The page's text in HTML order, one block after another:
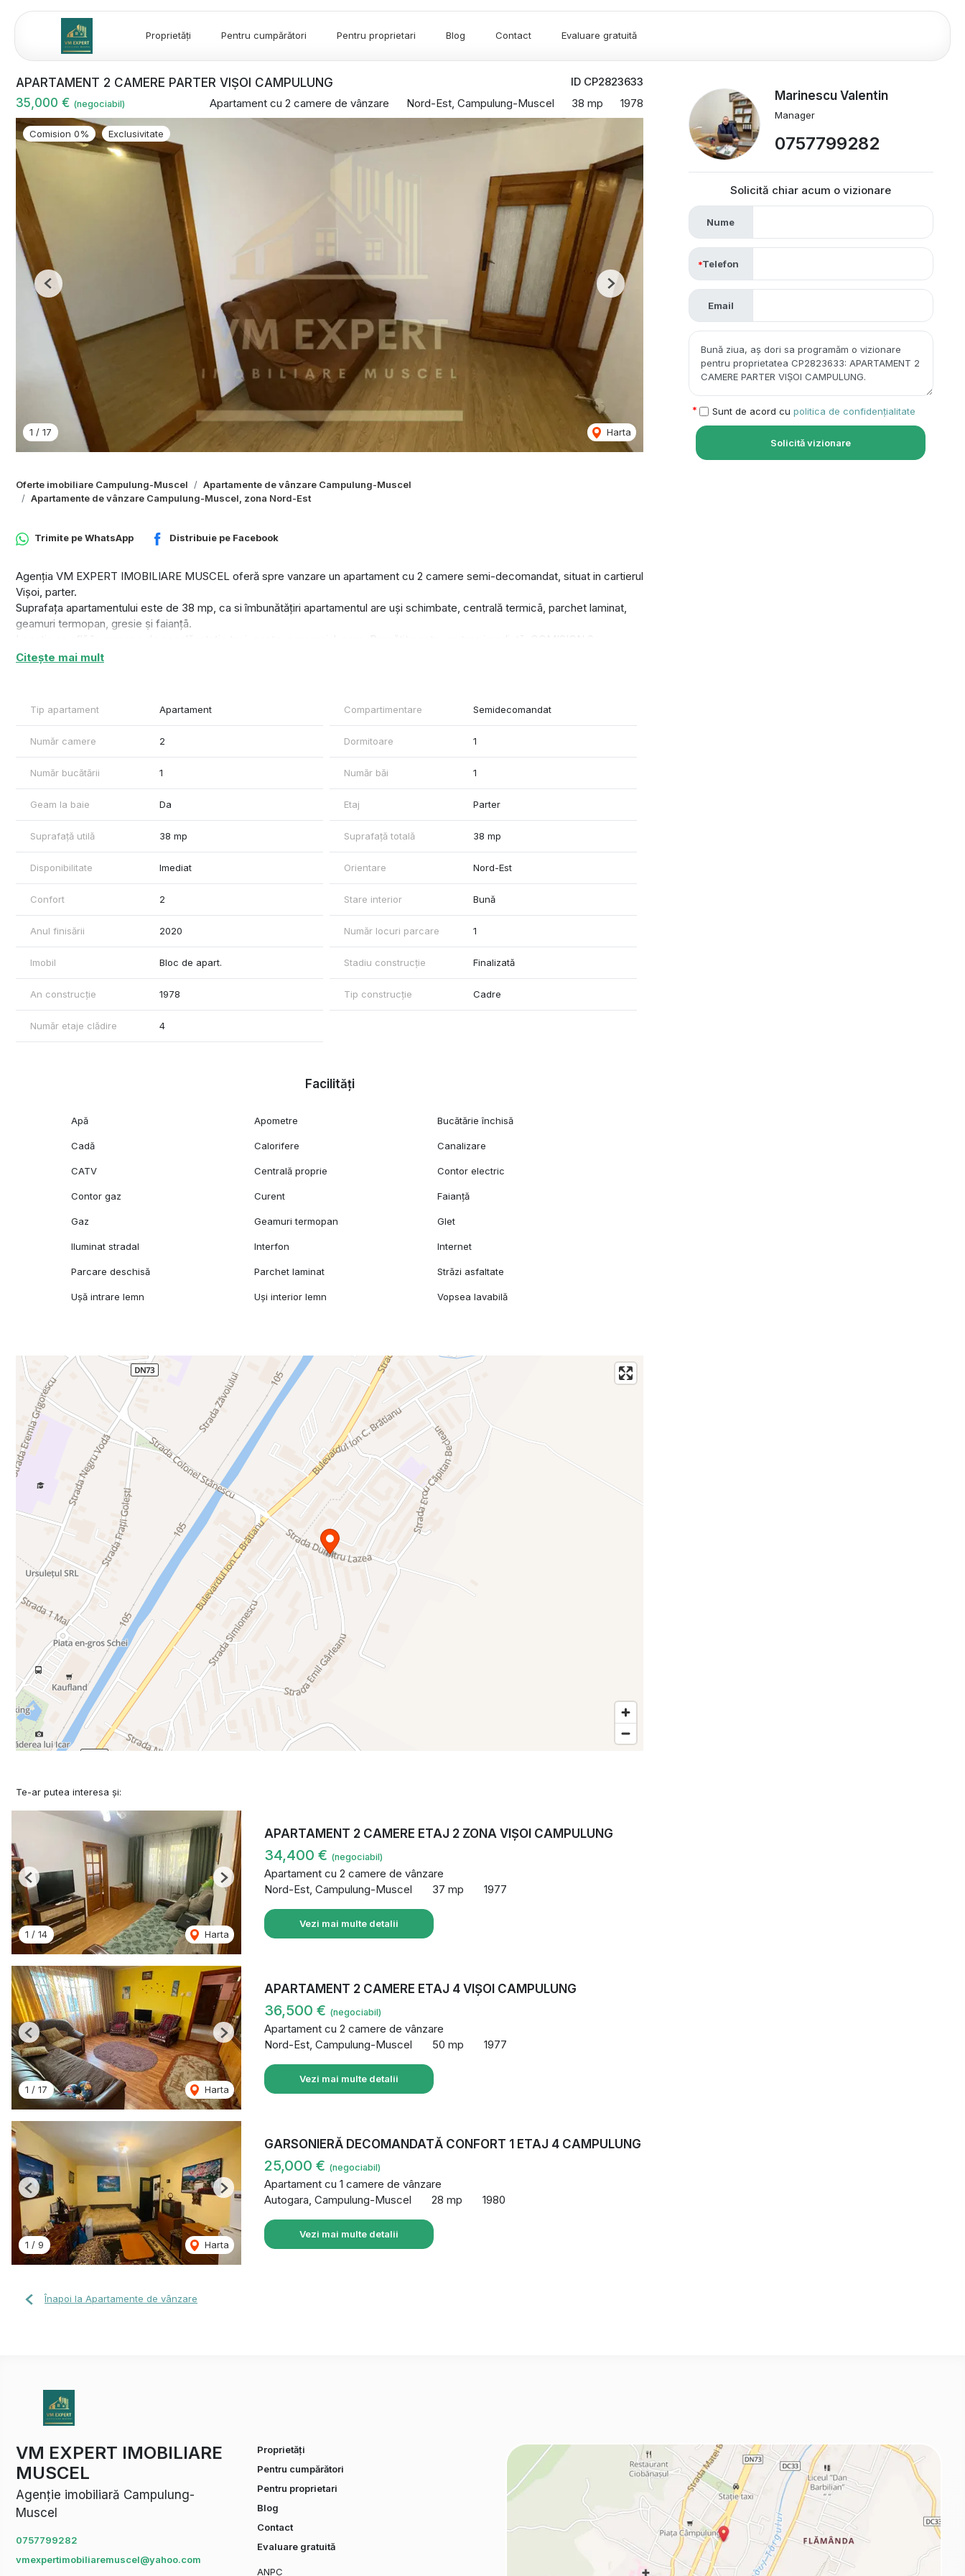
Proprietăți Pentru cumpărători Pentru proprietari Blog Contact Evaluare gratuită
ID CP2823633
APARTAMENT 2 CAMERE PARTER VIṢOI CAMPULUNG
35,000 € (negociabil) Apartament cu 2 camere de vânzare Nord-Est, Campulung-Muscel 38 mp 1978
Comision 0% Exclusivitate
1 / 17 Harta
Previous Next
Oferte imobiliare Campulung-Muscel
Apartamente de vânzare Campulung-Muscel
Apartamente de vânzare Campulung-Muscel, zona Nord-Est
Trimite peWhatsApp Distribuie pe Facebook
Agenția VM EXPERT IMOBILIARE MUSCEL oferă spre vanzare un apartament cu 2 camere semi-decomandat, situat in cartierul
Vișoi, parter.
Suprafața apartamentului este de 38 mp, ca si îmbunătățiri apartamentul are uși schimbate, centrală termicā, parchet laminat,
geamuri termopan, gresie ṣi faianțā.
CUMPĀRĀTOR.
Citește mai mult
Tip apartament Apartament Compartimentare Semidecomandat
Număr camere 2 Dormitoare 1
Număr bucătării 1 Număr băi 1
Geam la baie Da Etaj Parter
Suprafață utilă 38 mp Suprafață totală 38 mp
Disponibilitate Imediat Orientare Nord-Est
Confort 2 Stare interior Bună
Anul finisării 2020 Număr locuri parcare 1
Imobil Bloc de apart. Stadiu construcție Finalizată
An construcție 1978 Tip construcție Cadre
Număr etaje clădire 4
Facilități
Apă Apometre Bucătărie închisă
Cadă Calorifere Canalizare
CATV Centrală proprie Contor electric
Contor gaz Curent Faianță
Gaz Geamuri termopan Glet
Iluminat stradal Interfon Internet
Parcare deschisă Parchet laminat Străzi asfaltate
Ușă intrare lemn Uși interior lemn Vopsea lavabilă
Marinescu Valentin
Manager
0757799282
Solicită chiar acum o vizionare
Nume
Telefon
Email
Sunt de acord cu politica de confidențialitate
Solicită vizionare
Te-ar putea interesa și:
1 / 14 Harta
Previous Next
APARTAMENT 2 CAMERE ETAJ 2 ZONA VIȘOI CAMPULUNG
34,400 € (negociabil)
Apartament cu 2 camere de vânzare
Nord-Est, Campulung-Muscel
37 mp 1977
Vezi mai multe detalii
1 / 17 Harta
Previous Next
APARTAMENT 2 CAMERE ETAJ 4 VIȘOI CAMPULUNG
36,500 € (negociabil)
Apartament cu 2 camere de vânzare
Nord-Est, Campulung-Muscel
50 mp 1977
Vezi mai multe detalii
1 / 9 Harta
Previous Next
GARSONIERĂ DECOMANDATĂ CONFORT 1 ETAJ 4 CAMPULUNG
25,000 € (negociabil)
Apartament cu 1 camere de vânzare
Autogara, Campulung-Muscel
28 mp 1980
Vezi mai multe detalii
Înapoi la Apartamente de vânzare
VM EXPERT IMOBILIARE
MUSCEL
Agenție imobiliară Campulung-
Muscel
0757799282
vmexpertimobiliaremuscel@yahoo.com
Proprietăți
Pentru cumpărători
Pentru proprietari
Blog
Contact
Evaluare gratuită
ANPC